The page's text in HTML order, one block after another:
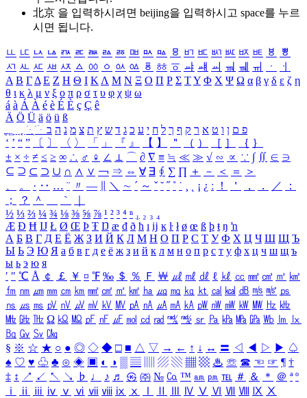
北京 을 입력하시려면 beijing을 입력하시고 space를 누르
시면 됩니다.
ㅥ ㅦ ㅧ ㅨ ㅩ ㅪ ㅫ ㅬ ㅭ ㅮ ㅯ ㅰ ㅱ ㅲ ㅳ ㅴ ㅵ ㅶ ㅷ ㅸ
ㅹ
ㅺ ㅻ ㅼ ㅽ ㅾ ㅿ ㆀ ㆁ ㆂ ㆃ ㆄ ㆅ ㆆ ㆇ ㆈ ㆉ ㆊ ㆋ ㆌ ㆍ
ㆎ
Α Β ΓΔ Ε Ζ Η Θ Ι ΚΛ Μ Ν Ξ Ο Π Ρ Σ ΤΥ Φ Χ Ψ Ω α β γ δ ε ζ η
θ ι κ λ μ ν ξ ο π ρ σ τ υ φ χ ψ ω
á à Á À é è É È ç Ç ê
Ä Ö Ü ä ö ü ß
ִֶֹ ֻּ ׁׂ פ ם ן ו ט א ר ק ף ך ל ח י ע כ ג ד ש ץ ת צ מ נ ה ב
‘ ’ “ ” 〔 〕 〈 〉 「 」 『 』 【 】 ＂ （ ） ［ ］ ｛ ｝
± × ÷ ≠ ≤ ≥ ∞ ∴ ♂ ♀ ∠ ⊥ ⌒ ∂ ∇ ≡ ≒ ≪ ≫ √ ∽ ∝ ∵ ∫ ∬ ∈ ∋
⊆ ⊇ ⊂ ⊃ ∪ ∩ ∧ ∨ ￢ ⇒ ⇔ ∀ ∃ ∮ ∑ ∏ ＋ － ＜ ＝
＞
、
。 · ‥ … ¨ 〃 ― ＼ ∼ ´ ～ ˇ ˘ ˝ ˚ ˙ ¸ ¡ ¿ ː ！ ＇ ， ． ／
：
；
？ ＾ ｀
½ ⅓ ⅔ ¼ ¾ ⅛ ⅜ ⅝ ⅞ ¹ ² ³ ⁴ ⁿ ₁ ₂ ₃ ₄
Æ Ð Ħ Ĳ Ł Ø Œ Þ Ŧ Ŋ æ đ ð ħ ı ĳ ĸ ŀ ł ø œ ß þ ŧ ŋ ŉ
А Б В Г Д Е Ё Ж З И Й К Л М Н О П Р С Т У Ф Х Ц Ч Ш Щ Ъ
Ы Ь Э Ю Я а б в г д е ё ж з и й к л м н о п р с т у ф х ц ч ш щ ъ
ы ь э ю я
′ ″ ℃ Å ￠ ￡ ￥ ¤ ℉ ‰ ＄ ％ Ｆ ￦ ㎕ ㎖ ㎗ ℓ ㎘ ㏄ ㎣ ㎤ ㎥ ㎦
㎙ ㎚ ㎛ ㎜ ㎝ ㎞ ㎟ ㎠ ㎡ ㎢ ㏊ ㎍ ㎎ ㎏ ㏏ ㎈ ㎉ ㏈ ㎧ ㎨ ㎰
㎱ ㎲ ㎳ ㎴ ㎵ ㎶ ㎷ ㎸ ㎹ ㎀ ㎁ ㎂ ㎃ ㎄ ㎺ ㎻ ㎽ ㎾ ㎿ ㎐ ㎑
㎒ ㎓ ㎔ Ω ㏀ ㏁ ㎊ ㎋ ㎌ ㏖ ㏅ ㎭ ㎮ ㎯ ㏛ ㎩ ㎪ ㎫ ㎬ ㏝ ㏐
㏓
㏃ ㏉ ㏜ ㏆
§ ※ ☆ ★ ○ ● ◎ ◇ ◆ □ ■ △ ▽ → ← ↑ ↓ ↔ 〓 ◁ ◀ ▷ ▶ ♤
♠ ♡ ♥ ♧ ♣ ⊙ ◈ ▣ ◐ ◑ ▒ ▤ ▨ ▧ ▦ ▩ ♨ ☏ ☎ ☜ ☞ ¶ †
‡ ↕ ↗ ↙ ↖ ↘ ♭ ♩ ♪ ♬ ㉿ ㈜ № ㏇ ™ ㏂ ㏘ ℡ ＃ ＆ ＊ ＠ ª º
ⅰ
ⅱ ⅲ ⅳ ⅴ ⅵ ⅶ ⅷ ⅸ ⅹ Ⅳ Ⅴ Ⅵ Ⅶ Ⅷ Ⅸ Ⅹ